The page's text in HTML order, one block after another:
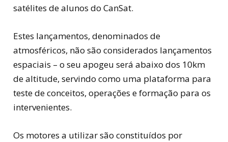
satélites de alunos do CanSat.
Estes lançamentos, denominados de
atmosféricos, não são considerados lançamentos
espaciais – o seu apogeu será abaixo dos 10km
de altitude, servindo como uma plataforma para
teste de conceitos, operações e formação para os
intervenientes.
Os motores a utilizar são constituídos por